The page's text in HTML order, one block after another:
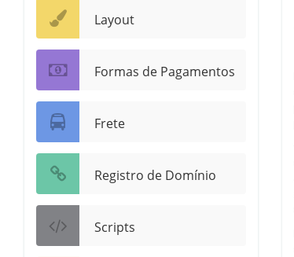
Layout
Formas de Pagamentos
Frete
Registro de Domínio
Scripts